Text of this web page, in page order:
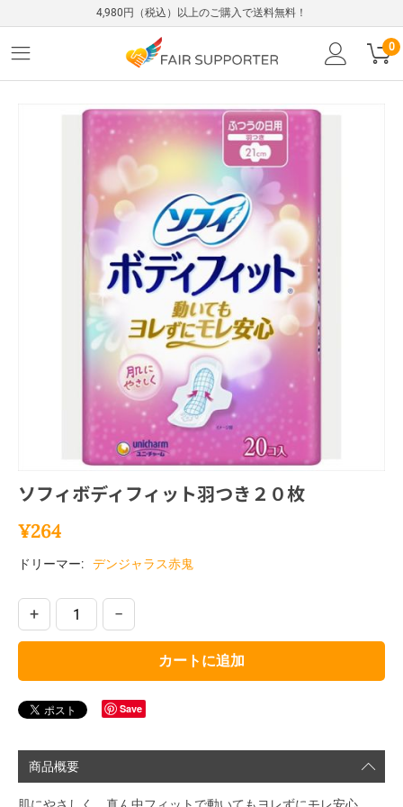
4,980円（税込）以上のご購入で送料無料！
0
ソフィボディフィット羽つき２０枚
¥264
ドリーマー: デンジャラス赤鬼
+ −
カートに追加
Save
商品概要